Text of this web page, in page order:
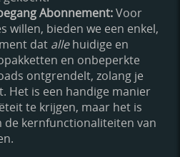
Abonnement:Voor
willen, bieden we een enkel,
dat allehuidige en
en onbeperkte
ontgrendelt, zolang je
Het is een handige manier
te krijgen, maar het is
kernfunctionaliteiten van